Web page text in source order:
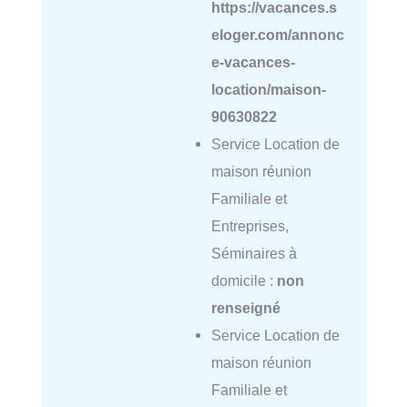
https://vacances.s
eloger.com/annonc
e-vacances-
location/maison-
90630822
Service Location de
maison réunion
Familiale et
Entreprises,
Séminaires à
domicile : non
renseigné
Service Location de
maison réunion
Familiale et